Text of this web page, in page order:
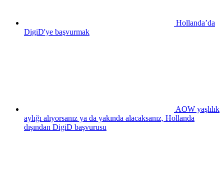
Hollanda’da
DigiD'ye başvurmak
AOW yaşlılık
aylığı alıyorsanız ya da yakında alacaksanız, Hollanda
dışından DigiD başvurusu